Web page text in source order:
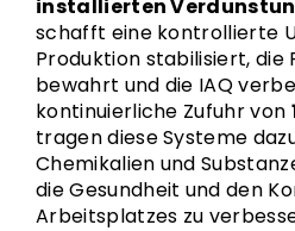
installierten
schafft eine kontrollierte
Produktion stabilisiert,
bewahrt und die IAQ
kontinuierliche Zufuhr von
tragen diese Systeme
Chemikalien und
die Gesundheit und den
Arbeitsplatzes zu